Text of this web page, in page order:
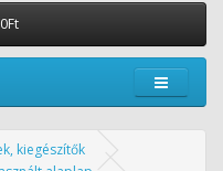
kiegészítők